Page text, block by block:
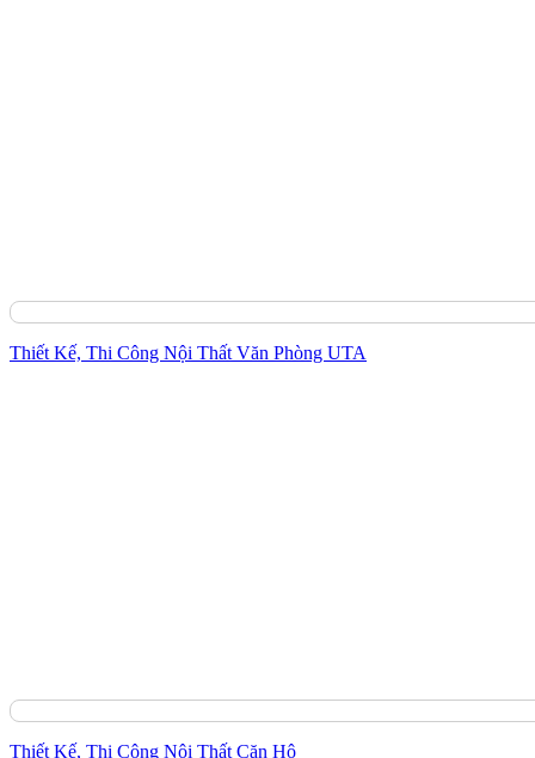
Thiết Kế, Thi Công Nội Thất Văn Phòng UTA
Thiết Kế, Thi Công Nội Thất Căn Hộ